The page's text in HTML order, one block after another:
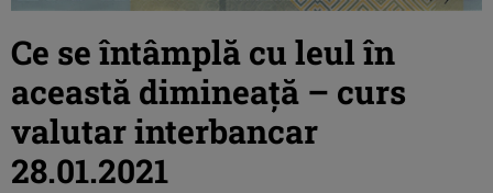
Ce se întâmplă cu leul în
această dimineaţă – curs
valutar interbancar
28.01.2021